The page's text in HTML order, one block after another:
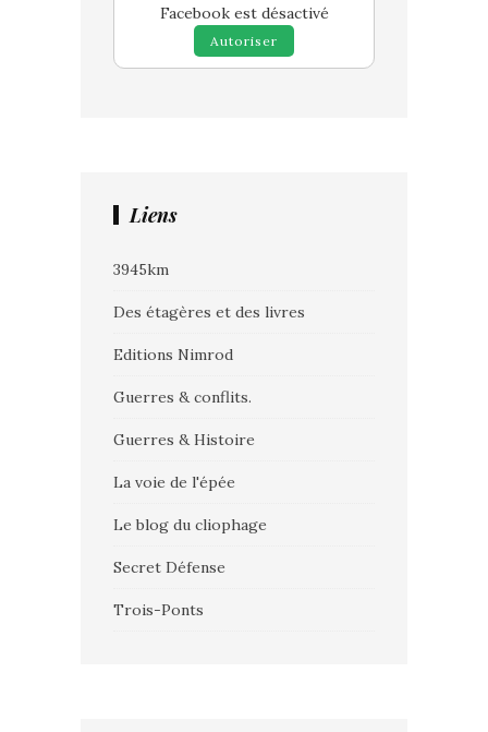
Facebook est désactivé
Autoriser
Liens
3945km
Des étagères et des livres
Editions Nimrod
Guerres & conflits.
Guerres & Histoire
La voie de l'épée
Le blog du cliophage
Secret Défense
Trois-Ponts